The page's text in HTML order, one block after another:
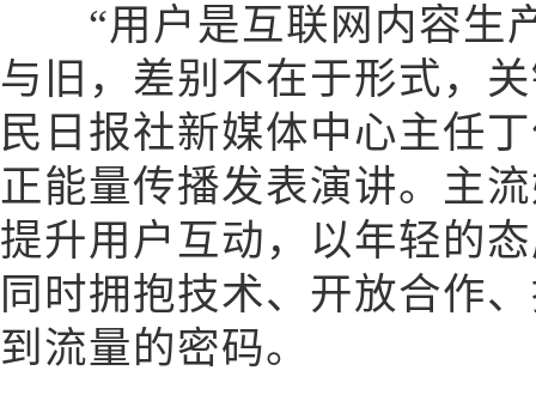
“用户是互联网内容生
与旧，差别不在于形式，
民日报社新媒体中心主任
正能量传播发表演讲。主
提升用户互动，以年轻的
同时拥抱技术、开放合作
到流量的密码。